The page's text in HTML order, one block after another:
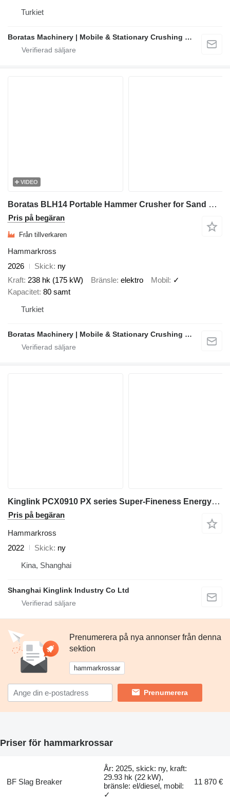
Turkiet
Boratas Machinery | Mobile & Stationary Crushing and Screening Plants Manufacturer
VIDEO
Boratas BLH14 Portable Hammer Crusher for Sand Production
Pris på begäran
Från tillverkaren
Hammarkross
2026
Skick ny
Kraft 238 hk (175 kW) Bränsle elektro Mobil ✓
Kapacitet 80 samt
Turkiet
Boratas Machinery | Mobile & Stationary Crushing and Screening Plants Manufacturer
Kinglink PCX0910 PX series Super-Fineness Energy-Saving Crusher
Pris på begäran
Hammarkross
2022
Skick ny
Kina, Shanghai
Shanghai Kinglink Industry Co Ltd
Prenumerera på nya annonser från denna
sektion
hammarkrossar
Prenumerera
Priser för hammarkrossar
BF Slag Breaker
År: 2025, skick: ny, kraft:
29.93 hk (22 kW),
bränsle: el/diesel, mobil:
✓
11 870 €